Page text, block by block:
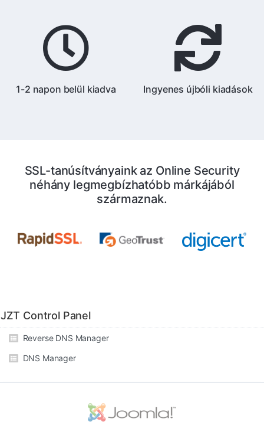
1-2 napon belül kiadva Ingyenes újbóli kiadások
SSL-tanúsítványaink az Online Security
néhány legmegbízhatóbb márkájából
származnak.
Control Panel
Reverse DNS Manager
DNS Manager